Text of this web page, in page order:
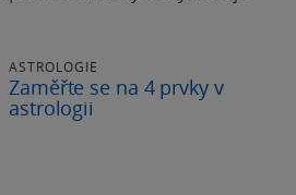
ASTROLOGIE
Zaměřte se na 4 prvky v
astrologii